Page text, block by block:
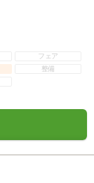
フェア
整備